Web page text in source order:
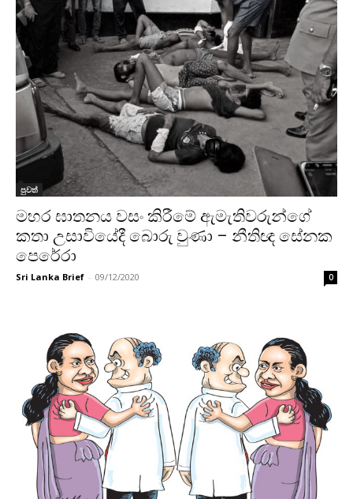
පුවත්
මහර ඝාතනය වසං කිරීමේ ඇමැතිවරුන්ගේ
කතා උසාවියේදී බොරු වුණා – නීතිඥ සේනක
පෙරේරා
Sri Lanka Brief - 09/12/2020 0